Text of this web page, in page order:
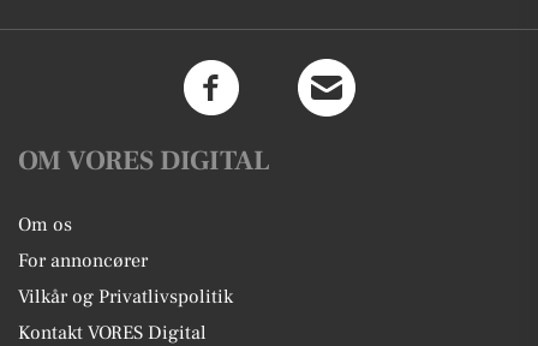
OM VORES DIGITAL
Om os
For annoncører
Vilkår og Privatlivspolitik
Kontakt VORES Digital